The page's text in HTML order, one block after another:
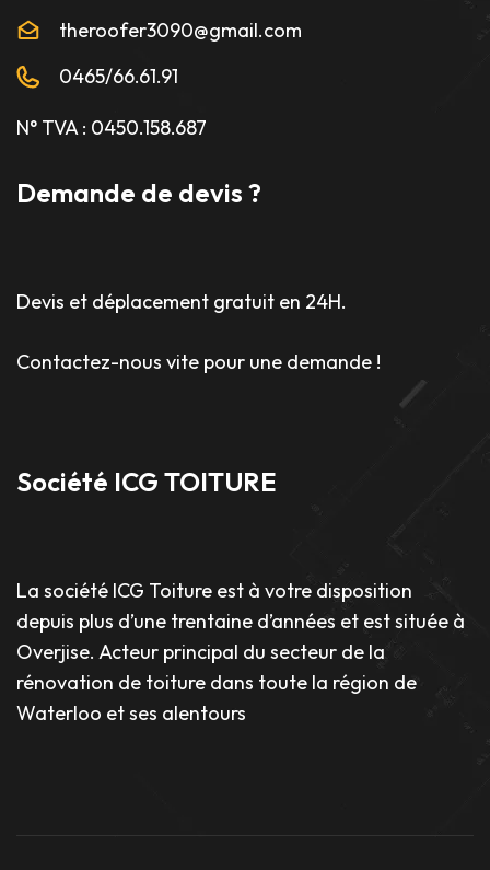
theroofer3090@gmail.com
0465/66.61.91
N° TVA : 0450.158.687
Demande de devis ?
Devis et déplacement gratuit en 24H.
Contactez-nous vite pour une demande !
Société ICG TOITURE
La société ICG Toiture est à votre disposition
depuis plus d’une trentaine d’années et est située à
Overjise. Acteur principal du secteur de la
rénovation de toiture dans toute la région de
Waterloo et ses alentours